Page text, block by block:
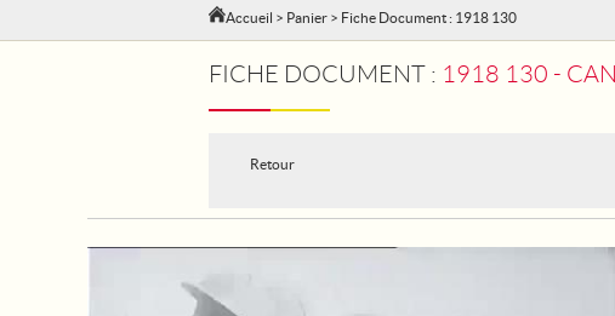
Accueil > Panier > Fiche Document : 1918 130
FICHE DOCUMENT : 1918 130 -
Retour